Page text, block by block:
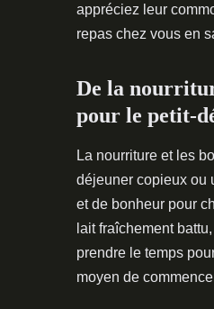
appréciez leur
repas chez vous en
De la
pour le petit-
La nourriture et les
déjeuner copieux ou
et de bonheur pour
lait fraîchement
prendre le temps
moyen de